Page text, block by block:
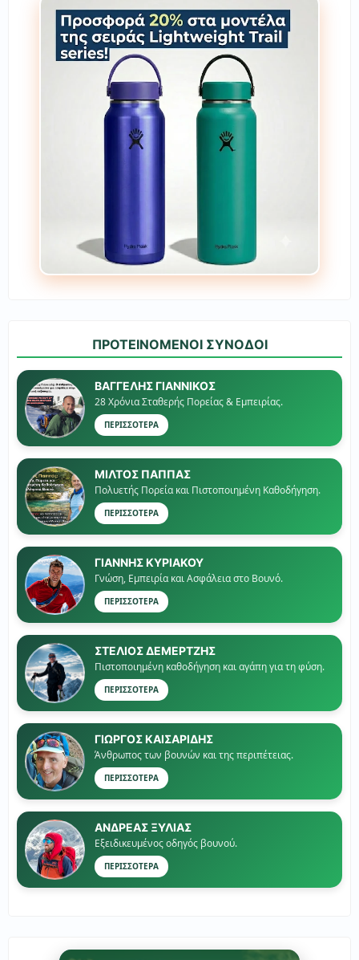
ΠΡΟΤΕΙΝΟΜΕΝΟΙ ΣΥΝΟΔΟΙ
ΒΑΓΓΕΛΗΣ ΓΙΑΝΝΙΚΟΣ
28 Χρόνια Σταθερής Πορείας & Εμπειρίας.
ΠΕΡΙΣΣΟΤΕΡΑ
ΜΙΛΤΟΣ ΠΑΠΠΑΣ
Πολυετής Πορεία και Πιστοποιημένη Καθοδήγηση.
ΠΕΡΙΣΣΟΤΕΡΑ
ΓΙΑΝΝΗΣ ΚΥΡΙΑΚΟΥ
Γνώση, Εμπειρία και Ασφάλεια στο Βουνό.
ΠΕΡΙΣΣΟΤΕΡΑ
ΣΤΕΛΙΟΣ ΔΕΜΕΡΤΖΗΣ
Πιστοποιημένη καθοδήγηση και αγάπη για τη φύση.
ΠΕΡΙΣΣΟΤΕΡΑ
ΓΙΏΡΓΟΣ ΚΑΙΣΑΡΙΔΗΣ
Άνθρωπος των βουνών και της περιπέτειας.
ΠΕΡΙΣΣΟΤΕΡΑ
ΑΝΔΡΕΑΣ ΞΥΛΙΑΣ
Εξειδικευμένος οδηγός βουνού.
ΠΕΡΙΣΣΟΤΕΡΑ